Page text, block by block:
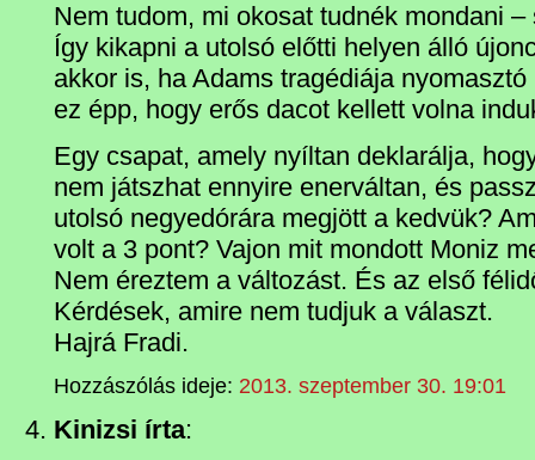
Nem tudom, mi okosat tudnék mondani
Így kikapni a utolsó előtti helyen álló
akkor is, ha Adams tragédiája
ez épp, hogy erős dacot kellett volna
Egy csapat, amely nyíltan deklarálja,
nem játszhat ennyire enerváltan, és
utolsó negyedórára megjött a kedvük?
volt a 3 pont? Vajon mit mondott Moniz
Nem éreztem a változást. És az első
Kérdések, amire nem tudjuk a választ.
Hajrá Fradi.
Hozzászólás ideje: 2013. szeptember 30. 19:01
Kinizsi írta: